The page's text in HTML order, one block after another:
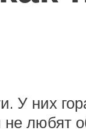
У них
любят